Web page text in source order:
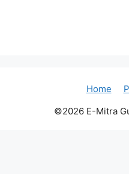
Home
©2026 E-Mitra